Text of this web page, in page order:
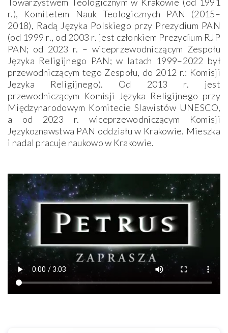
r.), Komitetem Nauk Teologicznych PAN (2015–
2018), Radą Języka Polskiego przy Prezydium PAN
(od 1999 r., od 2003 r. jest członkiem Prezydium RJP
PAN; od 2023 r. – wiceprzewodniczącym Zespołu
Języka Religijnego PAN; w latach 1999–2022 był
przewodniczącym tego Zespołu, do 2012 r.: Komisji
Języka Religijnego). Od 2013 r. jest
przewodniczącym Komisji Języka Religijnego przy
Międzynarodowym Komitecie Slawistów UNESCO,
a od 2023 r. wiceprzewodniczącym Komisji
Językoznawstwa PAN oddziału w Krakowie. Mieszka
i nadal pracuje naukowo w Krakowie.